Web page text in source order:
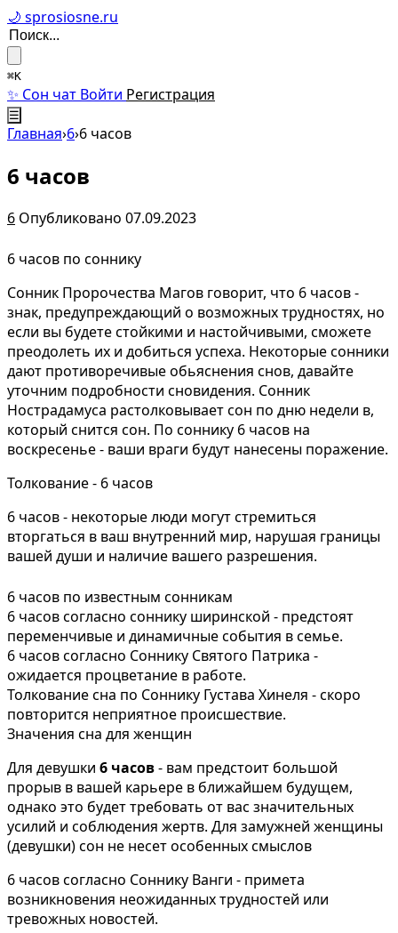
🌙 sprosiosne.ru
⌘K
✨ Сон чат Войти Регистрация
☰
Главная›6›6 часов
6 часов
6 Опубликовано 07.09.2023
6 часов по соннику
Сонник Пророчества Магов говорит, что 6 часов -
знак, предупреждающий о возможных трудностях, но
если вы будете стойкими и настойчивыми, сможете
преодолеть их и добиться успеха. Некоторые сонники
дают противоречивые обьяснения снов, давайте
уточним подробности сновидения. Сонник
Нострадамуса растолковывает сон по дню недели в,
который снится сон. По соннику 6 часов на
воскресенье - ваши враги будут нанесены поражение.
Толкование - 6 часов
6 часов - некоторые люди могут стремиться
вторгаться в ваш внутренний мир, нарушая границы
вашей души и наличие вашего разрешения.
6 часов по известным сонникам
6 часов согласно соннику ширинской - предстоят
переменчивые и динамичные события в семье.
6 часов согласно Соннику Святого Патрика -
ожидается процветание в работе.
Толкование сна по Соннику Густава Хинеля - скоро
повторится неприятное происшествие.
Значения сна для женщин
Для девушки 6 часов- вам предстоит большой
прорыв в вашей карьере в ближайшем будущем,
однако это будет требовать от вас значительных
усилий и соблюдения жертв. Для замужней женщины
(девушки) сон не несет особенных смыслов
6 часов согласно Соннику Ванги - примета
возникновения неожиданных трудностей или
тревожных новостей.